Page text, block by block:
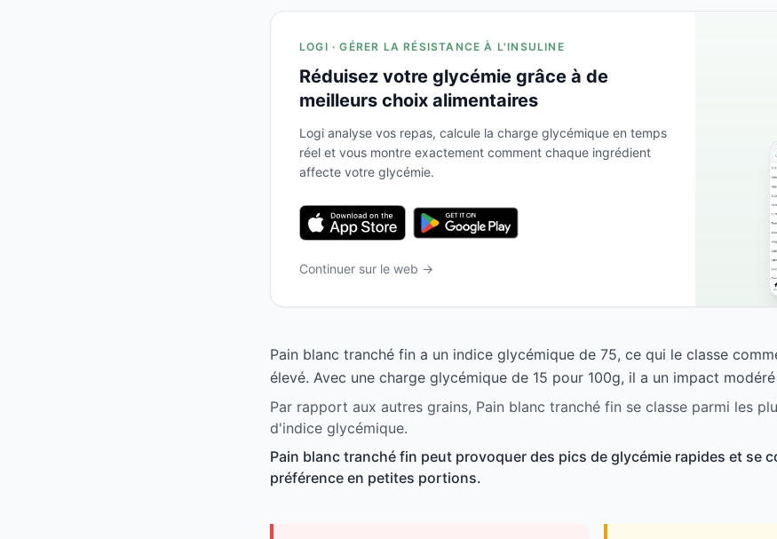
LOGI · GÉRER LA RÉSISTANCE À L'INSULINE
Réduisez votre glycémie grâce à de
meilleurs choix alimentaires
Logi analyse vos repas, calcule la charge glycémique en temps
réel et vous montre exactement comment chaque ingrédient
affecte votre glycémie.
Continuer sur le web →
Pain blanc tranché fin a un indice glycémique de 75, ce qui le classe
élevé. Avec une charge glycémique de 15 pour 100g, il a un impact
Par rapport aux autres grains, Pain blanc tranché fin se classe parmi les
d'indice glycémique.
Pain blanc tranché fin peut provoquer des pics de glycémie rapides et se
préférence en petites portions.